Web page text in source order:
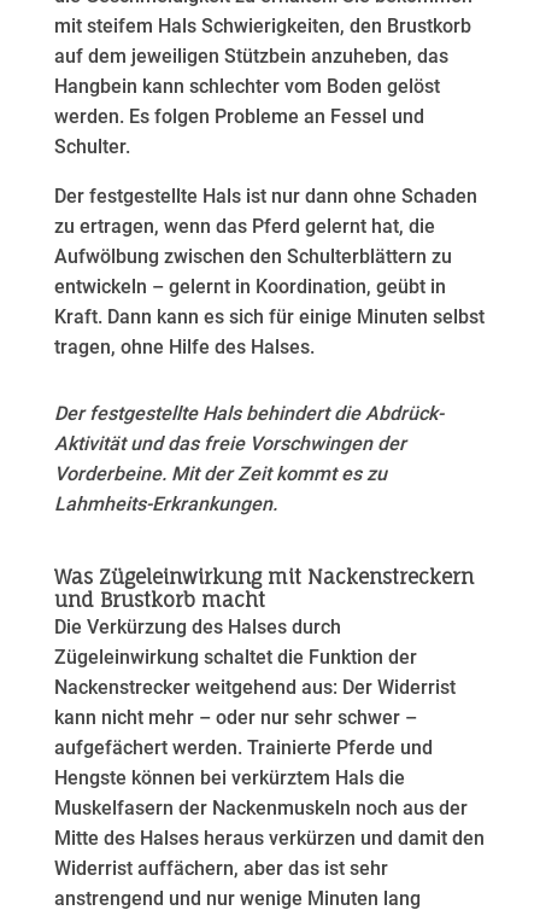
mit steifem Hals Schwierigkeiten, den Brustkorb
auf dem jeweiligen Stützbein anzuheben, das
Hangbein kann schlechter vom Boden gelöst
werden. Es folgen Probleme an Fessel und
Schulter.
Der festgestellte Hals ist nur dann ohne Schaden
zu ertragen, wenn das Pferd gelernt hat, die
Aufwölbung zwischen den Schulterblättern zu
entwickeln – gelernt in Koordination, geübt in
Kraft. Dann kann es sich für einige Minuten selbst
tragen, ohne Hilfe des Halses.
Der festgestellte Hals behindert die Abdrück-
Aktivität und das freie Vorschwingen der
Vorderbeine. Mit der Zeit kommt es zu
Lahmheits-Erkrankungen.
Was Zügeleinwirkung mit Nackenstreckern
und Brustkorb macht
Die Verkürzung des Halses durch
Zügeleinwirkung schaltet die Funktion der
Nackenstrecker weitgehend aus: Der Widerrist
kann nicht mehr – oder nur sehr schwer –
aufgefächert werden. Trainierte Pferde und
Hengste können bei verkürztem Hals die
Muskelfasern der Nackenmuskeln noch aus der
Mitte des Halses heraus verkürzen und damit den
Widerrist auffächern, aber das ist sehr
anstrengend und nur wenige Minuten lang